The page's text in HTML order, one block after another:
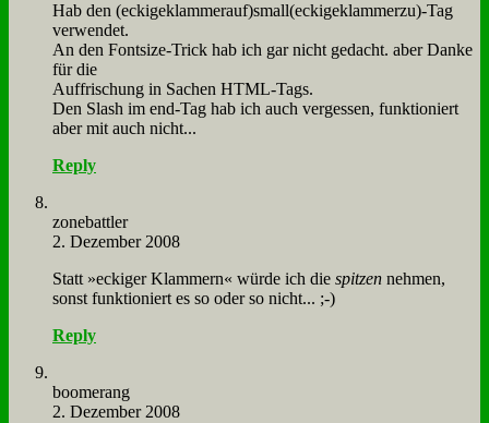
Hab den (eckigeklammerauf)small(eckigeklammerzu)-Tag
ver­wen­det.
An den Font­si­ze-Trick hab ich gar nicht ge­dacht. aber Dan­ke
für die
Auf­fri­schung in Sa­chen HTML-Tags.
Den Slash im end-Tag hab ich auch ver­ges­sen, funk­tio­niert
aber mit auch nicht...
Reply
zone­batt­ler
2. Dezember 2008
Statt »ecki­ger Klam­mern« wür­de ich die spit­zen neh­men,
sonst funk­tio­niert es so oder so nicht... ;-)
Reply
boo­me­rang
2. Dezember 2008